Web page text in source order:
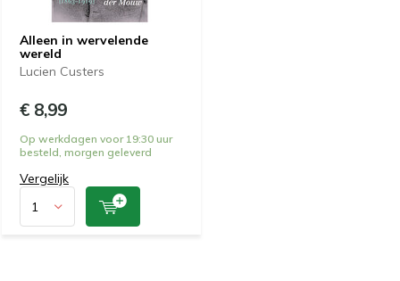
Alleen in wervelende
wereld
Lucien Custers
€ 8,99
Op werkdagen voor 19:30 uur
besteld, morgen geleverd
Vergelijk